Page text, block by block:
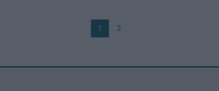
1 2